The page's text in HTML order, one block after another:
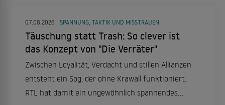
07.08.2026 SPANNUNG, TAKTIK UND MISSTRAUEN
Täuschung statt Trash: So clever ist
das Konzept von "Die Verräter"
Zwischen Loyalität, Verdacht und stillen Allianzen
entsteht ein Sog, der ohne Krawall funktioniert.
RTL hat damit ein ungewöhnlich spannendes